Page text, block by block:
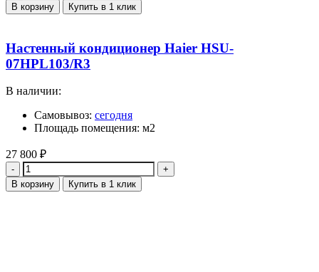
В корзину Купить в 1 клик
Настенный кондиционер Haier HSU-
07HPL103/R3
В наличии:
Самовывоз: сегодня
Площадь помещения: м2
27 800 ₽
Количество
В корзину Купить в 1 клик